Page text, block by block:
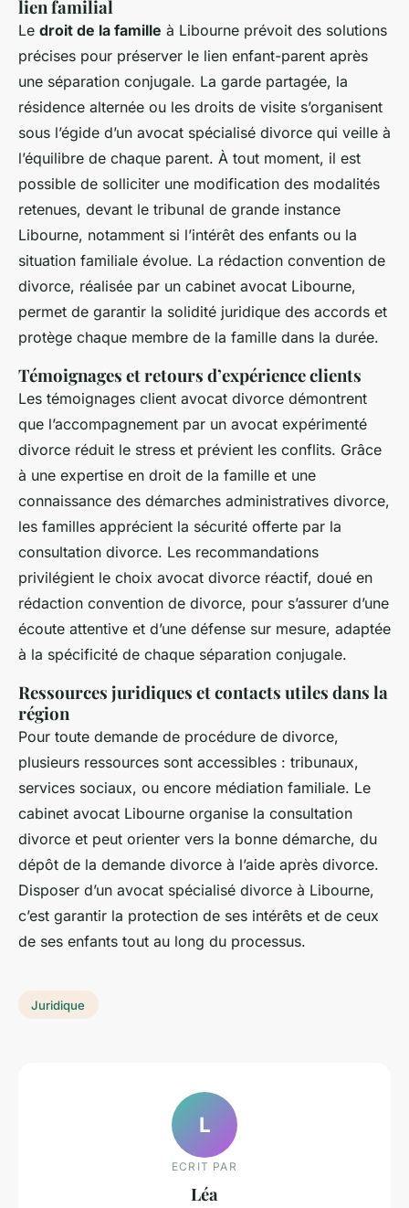
lien familial
Le droit de la famille à Libourne prévoit des solutions
précises pour préserver le lien enfant-parent après
une séparation conjugale. La garde partagée, la
résidence alternée ou les droits de visite s’organisent
sous l’égide d’un avocat spécialisé divorce qui veille à
l’équilibre de chaque parent. À tout moment, il est
possible de solliciter une modification des modalités
retenues, devant le tribunal de grande instance
Libourne, notamment si l’intérêt des enfants ou la
situation familiale évolue. La rédaction convention de
divorce, réalisée par un cabinet avocat Libourne,
permet de garantir la solidité juridique des accords et
protège chaque membre de la famille dans la durée.
Témoignages et retours d’expérience clients
Les témoignages client avocat divorce démontrent
que l’accompagnement par un avocat expérimenté
divorce réduit le stress et prévient les conflits. Grâce
à une expertise en droit de la famille et une
connaissance des démarches administratives divorce,
les familles apprécient la sécurité offerte par la
consultation divorce. Les recommandations
privilégient le choix avocat divorce réactif, doué en
rédaction convention de divorce, pour s’assurer d’une
écoute attentive et d’une défense sur mesure, adaptée
à la spécificité de chaque séparation conjugale.
Ressources juridiques et contacts utiles dans la
région
Pour toute demande de procédure de divorce,
plusieurs ressources sont accessibles : tribunaux,
services sociaux, ou encore médiation familiale. Le
cabinet avocat Libourne organise la consultation
divorce et peut orienter vers la bonne démarche, du
dépôt de la demande divorce à l’aide après divorce.
Disposer d’un avocat spécialisé divorce à Libourne,
c’est garantir la protection de ses intérêts et de ceux
de ses enfants tout au long du processus.
Juridique
L
ECRIT PAR
Léa